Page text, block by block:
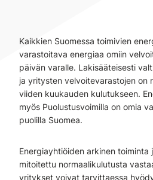
Kaikkien Suomessa toimivien
varastoitava energiaa omiin
päivän varalle. Lakisääteisesti
ja yritysten velvoitevarastojen on
viiden kuukauden kulutukseen.
myös Puolustusvoimilla on omia
puolilla Suomea.
Energiayhtiöiden arkinen toiminta
mitoitettu normaalikulutusta
yritykset voivat tarvittaessa